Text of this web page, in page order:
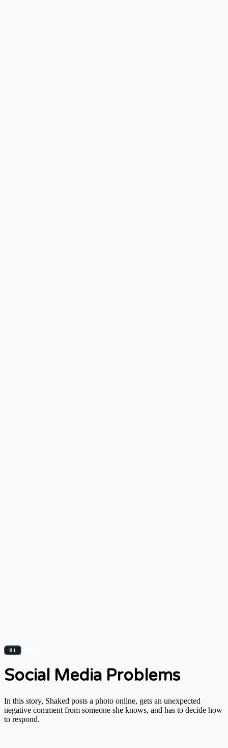
B1
Social Media Problems
In this story, Shaked posts a photo online, gets an unexpected
negative comment from someone she knows, and has to decide how
to respond.